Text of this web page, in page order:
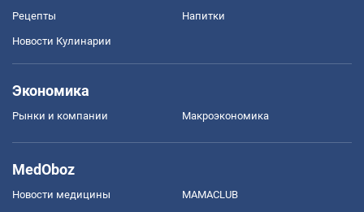
Рецепты Напитки
Новости Кулинарии
Экономика
Рынки и компании Mакроэкономика
MedOboz
Новости медицины MAMACLUB